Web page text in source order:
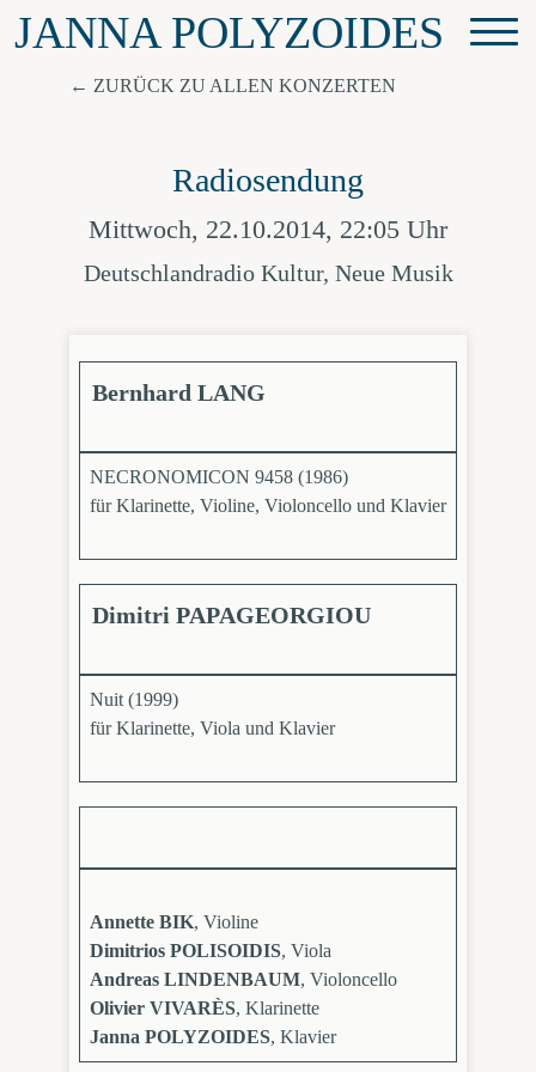
JANNA POLYZOIDES
ZURÜCK ZU ALLEN KONZERTEN
Radiosendung
Mittwoch, 22.10.2014, 22:05 Uhr
Deutschlandradio Kultur, Neue Musik
Bernhard LANG
NECRONOMICON 9458 (1986)
für Klarinette, Violine, Violoncello und Klavier
Dimitri PAPAGEORGIOU
Nuit (1999)
für Klarinette, Viola und Klavier
Annette BIK, Violine
Dimitrios POLISOIDIS, Viola
Andreas LINDENBAUM, Violoncello
Olivier VIVARÈS, Klarinette
Janna POLYZOIDES, Klavier